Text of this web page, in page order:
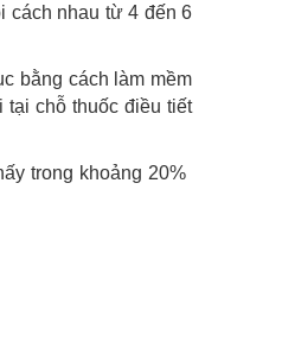
cách nhau từ 4 đến 6
bằng cách làm mềm
tại chỗ thuốc điều tiết
trong khoảng 20%